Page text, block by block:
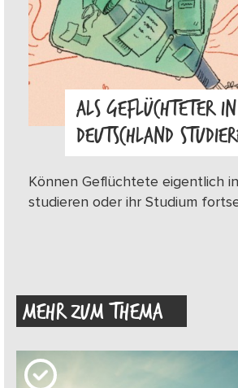
ALS GEFLÜCHTETER IN
DEUTSCHLAND
Können Geflüchtete eigentlich
studieren oder ihr Studium
MEHR ZUM THEMA